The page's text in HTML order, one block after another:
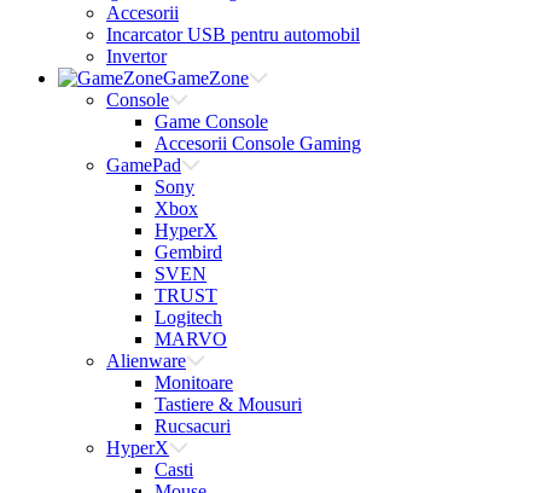
Accesorii
Incarcator USB pentru automobil
Invertor
GameZone
Console
Game Console
Accesorii Console Gaming
GamePad
Sony
Xbox
HyperX
Gembird
SVEN
TRUST
Logitech
MARVO
Alienware
Monitoare
Tastiere & Mousuri
Rucsacuri
HyperX
Casti